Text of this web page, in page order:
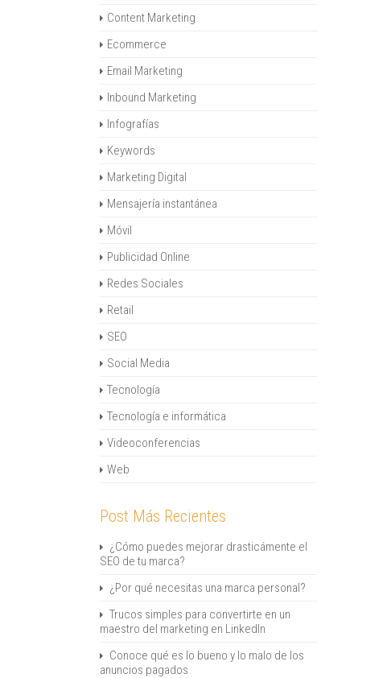
Content Marketing
Ecommerce
Email Marketing
Inbound Marketing
Infografías
Keywords
Marketing Digital
Mensajería instantánea
Móvil
Publicidad Online
Redes Sociales
Retail
SEO
Social Media
Tecnología
Tecnología e informática
Videoconferencias
Web
Post Más Recientes
¿Cómo puedes mejorar drasticámente el
SEO de tu marca?
¿Por qué necesitas una marca personal?
Trucos simples para convertirte en un
maestro del marketing en LinkedIn
Conoce qué es lo bueno y lo malo de los
anuncios pagados